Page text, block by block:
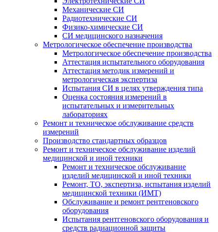
Механические СИ
Радиотехнические СИ
Физико-химические СИ
СИ медицинского назначения
Метрологическое обеспечение производства
Метрологическое обеспечение производства
Аттестация испытательного оборудования
Аттестация методик измерений и
метрологическая экспертиза
Испытания СИ в целях утверждения типа
Оценка состояния измерений в
испытательных и измерительных
лабораториях
Ремонт и техническое обслуживание средств
измерений
Производство стандартных образцов
Ремонт и техническое обслуживание изделий
медицинской и иной техники
Ремонт и техническое обслуживание
изделий медицинской и иной техники
Ремонт, ТО, экспертиза, испытания изделий
медицинской техники (ИМТ)
Обслуживание и ремонт рентгеновского
оборудования
Испытания рентгеновского оборудования и
средств радиационной защиты